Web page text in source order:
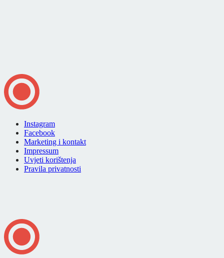
Instagram
Facebook
Marketing i kontakt
Impressum
Uvjeti korištenja
Pravila privatnosti